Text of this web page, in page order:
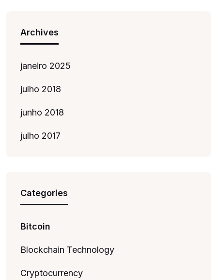
Archives
janeiro 2025
julho 2018
junho 2018
julho 2017
Categories
Bitcoin
Blockchain Technology
Cryptocurrency